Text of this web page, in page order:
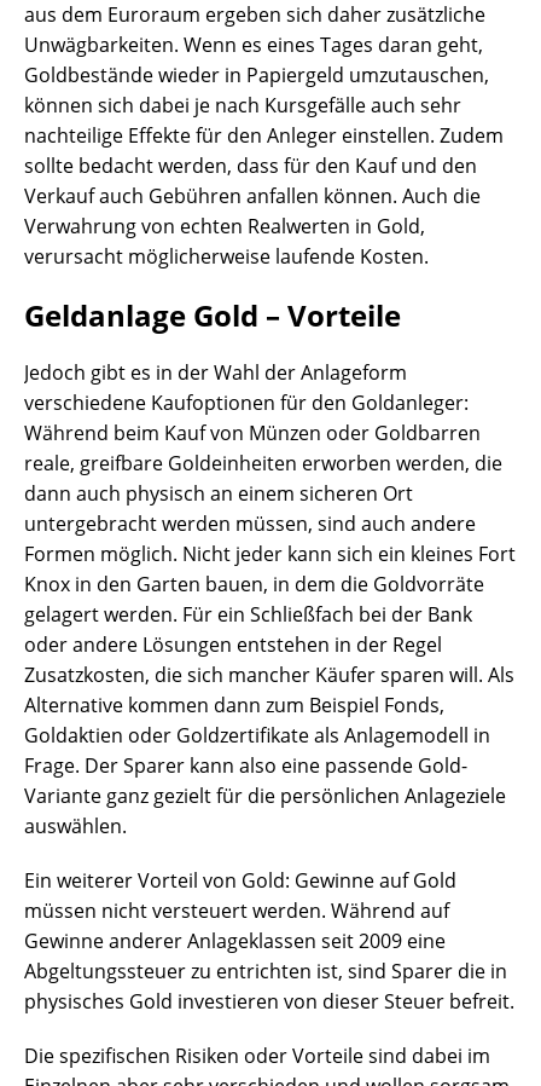
aus dem Euroraum ergeben sich daher zusätzliche
Unwägbarkeiten. Wenn es eines Tages daran geht,
Goldbestände wieder in Papiergeld umzutauschen,
können sich dabei je nach Kursgefälle auch sehr
nachteilige Effekte für den Anleger einstellen. Zudem
sollte bedacht werden, dass für den Kauf und den
Verkauf auch Gebühren anfallen können. Auch die
Verwahrung von echten Realwerten in Gold,
verursacht möglicherweise laufende Kosten.
Geldanlage Gold – Vorteile
Jedoch gibt es in der Wahl der Anlageform
verschiedene Kaufoptionen für den Goldanleger:
Während beim Kauf von Münzen oder Goldbarren
reale, greifbare Goldeinheiten erworben werden, die
dann auch physisch an einem sicheren Ort
untergebracht werden müssen, sind auch andere
Formen möglich. Nicht jeder kann sich ein kleines Fort
Knox in den Garten bauen, in dem die Goldvorräte
gelagert werden. Für ein Schließfach bei der Bank
oder andere Lösungen entstehen in der Regel
Zusatzkosten, die sich mancher Käufer sparen will. Als
Alternative kommen dann zum Beispiel Fonds,
Goldaktien oder Goldzertifikate als Anlagemodell in
Frage. Der Sparer kann also eine passende Gold-
Variante ganz gezielt für die persönlichen Anlageziele
auswählen.
Ein weiterer Vorteil von Gold: Gewinne auf Gold
müssen nicht versteuert werden. Während auf
Gewinne anderer Anlageklassen seit 2009 eine
Abgeltungssteuer zu entrichten ist, sind Sparer die in
physisches Gold investieren von dieser Steuer befreit.
Die spezifischen Risiken oder Vorteile sind dabei im